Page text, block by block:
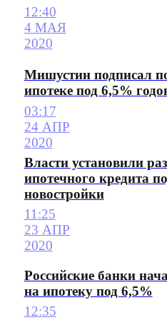
12:40
4 МАЯ
2020
Мишустин подписал
ипотеке под 6,5%
03:17
24 АПР
2020
Власти установили
ипотечного кредита
новостройки
11:25
23 АПР
2020
Российские банки
на ипотеку под 6,5%
12:35